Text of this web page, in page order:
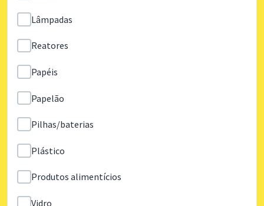
Lâmpadas
Reatores
Papéis
Papelão
Pilhas/baterias
Plástico
Produtos alimentícios
Vidro